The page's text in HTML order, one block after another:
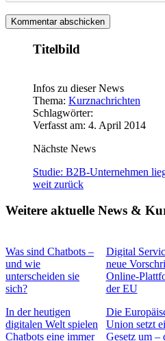
Titelbild
Infos zu dieser News
Thema: Kurznachrichten
Schlagwörter:
Verfasst am: 4. April 2014
Nächste News
Studie: B2B-Unternehmen
weit zurück
Weitere aktuelle News &
Was sind Chatbots –
und wie
unterscheiden sie
sich?
In der heutigen
digitalen Welt spielen
Chatbots eine immer
Digital
neue
Online-
der EU
Die
Union setzt
Gesetz um –